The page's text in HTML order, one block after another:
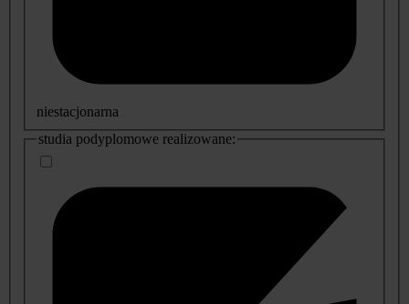
niestacjonarna
studia podyplomowe realizowane: